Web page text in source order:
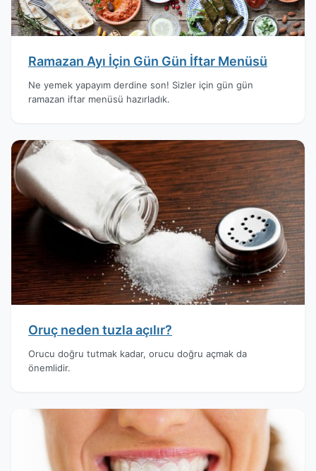
Ramazan Ayı İçin Gün Gün İftar Menüsü
Ne yemek yapayım derdine son! Sizler için gün gün
ramazan iftar menüsü hazırladık.
Oruç neden tuzla açılır?
Orucu doğru tutmak kadar, orucu doğru açmak da
önemlidir.